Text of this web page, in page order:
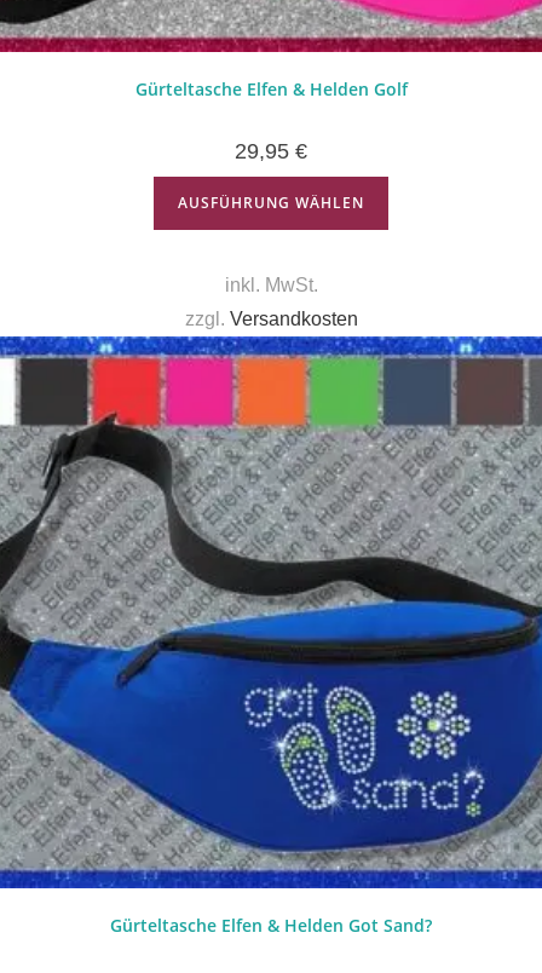
Gürteltasche Elfen & Helden Golf
29,95 €
AUSFÜHRUNG WÄHLEN
inkl. MwSt.
zzgl. Versandkosten
Gürteltasche Elfen & Helden Got Sand?